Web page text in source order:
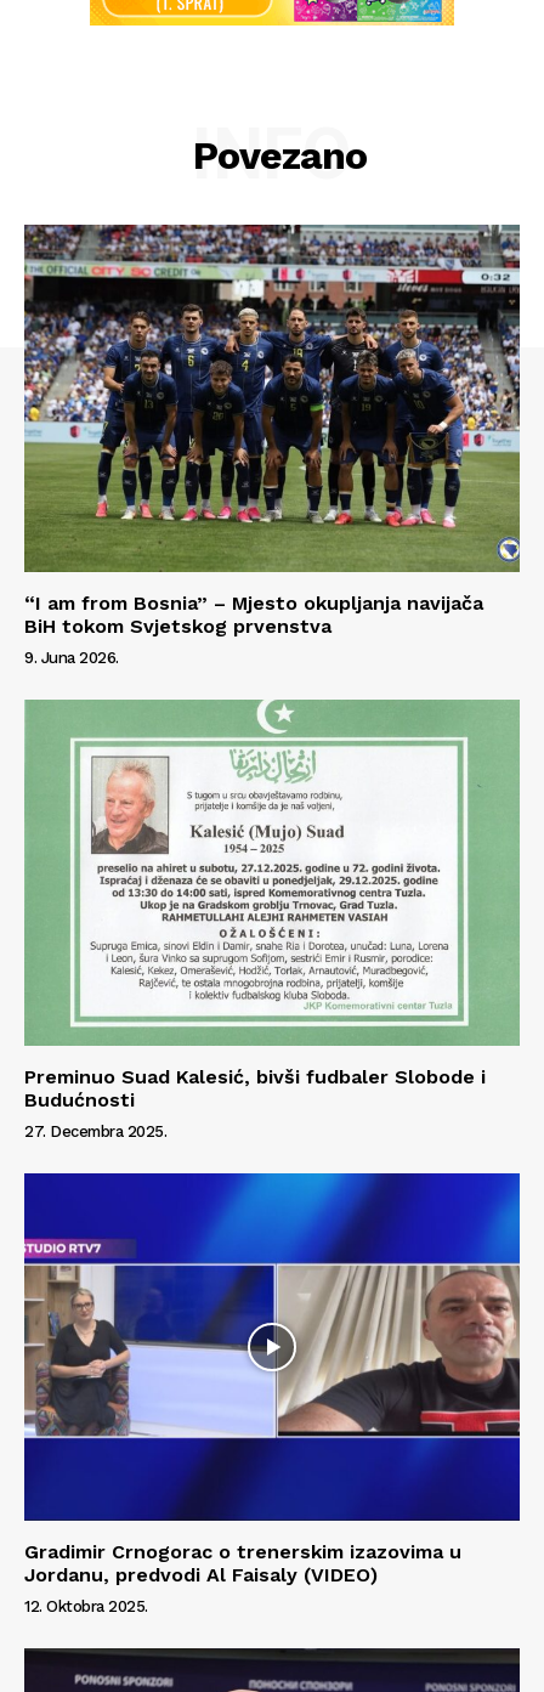
Info
O nama
Kontakt
Povezano
INFO
“I am from Bosnia” – Mjesto okupljanja navijača
BiH tokom Svjetskog prvenstva
9. Juna 2026.
Preminuo Suad Kalesić, bivši fudbaler Slobode i
Budućnosti
27. Decembra 2025.
Gradimir Crnogorac o trenerskim izazovima u
Jordanu, predvodi Al Faisaly (VIDEO)
12. Oktobra 2025.